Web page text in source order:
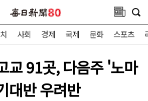
사회 경제 국제 문화 스포츠
교 91곳, 다음주 '노마
대반 우려반